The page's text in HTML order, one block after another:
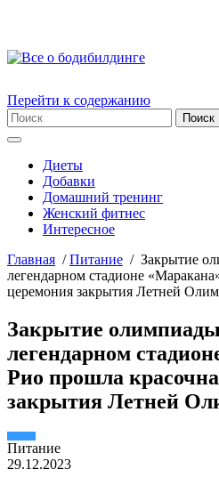
Перейти к содержанию
Диеты
Добавки
Домашний тренинг
Женский фитнес
Интересное
Главная /Питание / Закрытие
легендарном стадионе
церемония закрытия Летней
Закрытие
легендарном
Рио прошла
закрытия Летней
Питание
29.12.2023